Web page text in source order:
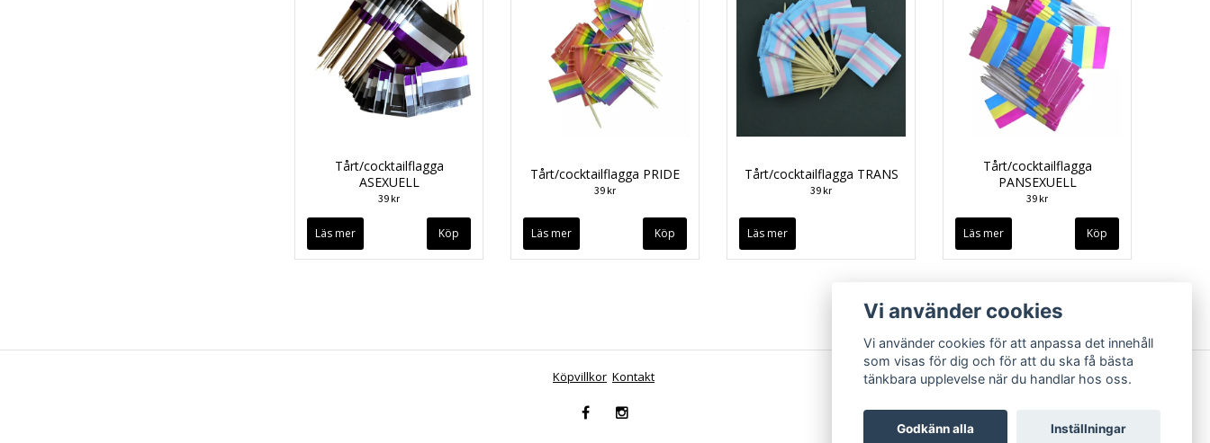
Tårt/cocktailflagga
ASEXUELL
39 kr
Läs mer
Tårt/cocktailflagga PRIDE
39 kr
Läs mer
Tårt/cocktailflagga TRANS
39 kr
Läs mer
Tårt/cocktailflagga
PANSEXUELL
39 kr
Läs mer
Köpvillkor Kontakt
Vi använder cookies
Vi använder cookies för att anpassa det innehåll
som visas för dig och för att du ska få bästa
tänkbara upplevelse när du handlar hos oss.
Godkänn alla Inställningar